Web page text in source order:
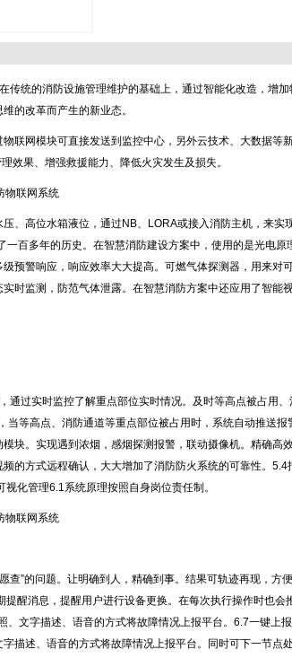
传统的消防设施管理维护的基础上，通过智能化改造，增加
的改革而产生的新业态。
联网模块可直接发送到监控中心，另外云技术、大数据等
效果、增强救援能力、降低火灾发生及损失。
、高位水箱液位，通过NB、LORA或接入消防主机，来实
百多年的历史。在智慧消防建设方案中，使用的是光电原
预警响应，响应效率大大提高。可燃气体探测器，用来对
时监测，防范气体泄露。在智慧消防方案中还应用了智能视
通过实时监控了解重点部位实时情况。及时等高点被占用
等高点、消防通道等重点部位被占用时，系统自动推送报
块。实现遇到浓烟，感烟探测报警，联动摄像机。精确高
的方式远程确认，大大增加了消防防火系统的可靠性。5.4
化管理6.1系统原理按照自身岗位责任制。
查”的问题。让明确到人，精确到事。结果可轨迹再现，方
醒消息，提醒用户进行设备更换。在每次执行操作时也会
文字描述、语音的方式将故障情况上报平台。6.7一键上
描述、语音的方式将故障情况上报平台。同时可下一节点